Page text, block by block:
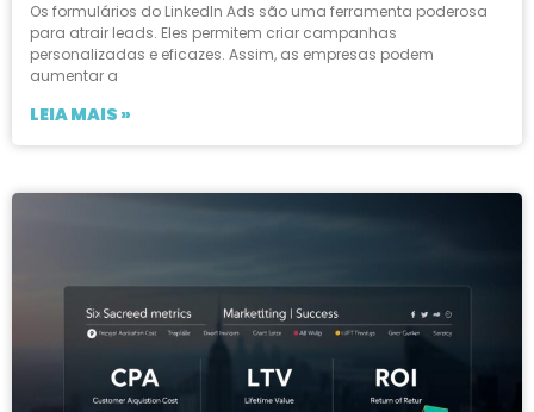
Os formulários do LinkedIn Ads são uma ferramenta poderosa
para atrair leads. Eles permitem criar campanhas
personalizadas e eficazes. Assim, as empresas podem
aumentar a
LEIA MAIS »